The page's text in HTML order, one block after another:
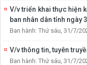
V/v triển khai thực hiện
ban nhân dân tỉnh ngày
Ban hành: Thứ sáu, 31/7/
V/v thông tin, tuyên
Ban hành: Thứ sáu, 31/7/